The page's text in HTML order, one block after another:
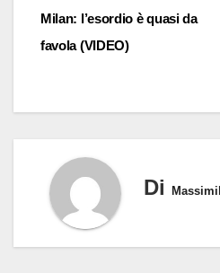
Milan: l’esordio è quasi da
favola (VIDEO)
Di